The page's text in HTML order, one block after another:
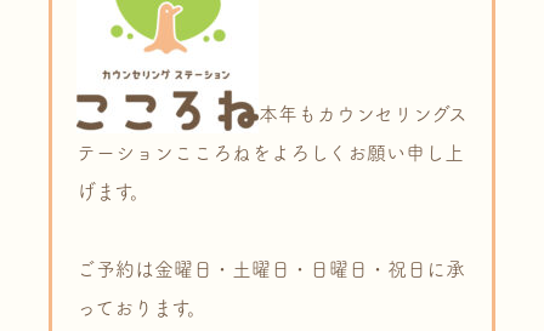
本年もカウンセリングス
テーションこころねをよろしくお願い申し上
げます。
ご予約は金曜日・土曜日・日曜日・祝日に承
っております。